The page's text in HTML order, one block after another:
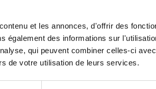
et les annonces, d'offrir des
également des informations sur
qui peuvent combiner celles-ci
de votre utilisation de leurs services.